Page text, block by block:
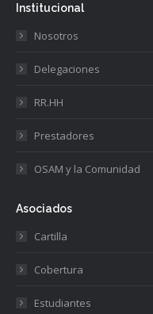
Institucional
Nosotros
Delegaciones
RR.HH
Prestadores
OSAM y la Comunidad
Asociados
Cartilla
Cobertura
Estudiantes